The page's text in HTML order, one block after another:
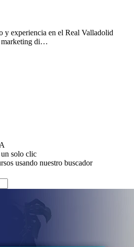
y experiencia en el Real Valladolid
marketing di…
solo clic
usando nuestro buscador